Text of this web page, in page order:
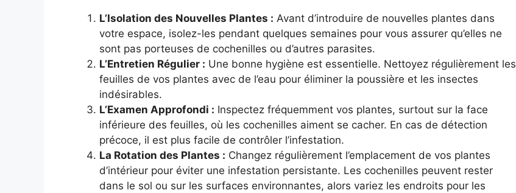
L’Isolation des Nouvelles Plantes : Avant d’introduire de nouvelles plantes dans
votre espace, isolez-les pendant quelques semaines pour vous assurer qu’elles ne
sont pas porteuses de cochenilles ou d’autres parasites.
L’Entretien Régulier : Une bonne hygiène est essentielle. Nettoyez régulièrement les
feuilles de vos plantes avec de l’eau pour éliminer la poussière et les insectes
indésirables.
L’Examen Approfondi : Inspectez fréquemment vos plantes, surtout sur la face
inférieure des feuilles, où les cochenilles aiment se cacher. En cas de détection
précoce, il est plus facile de contrôler l’infestation.
La Rotation des Plantes : Changez régulièrement l’emplacement de vos plantes
d’intérieur pour éviter une infestation persistante. Les cochenilles peuvent rester
dans le sol ou sur les surfaces environnantes, alors variez les endroits pour les